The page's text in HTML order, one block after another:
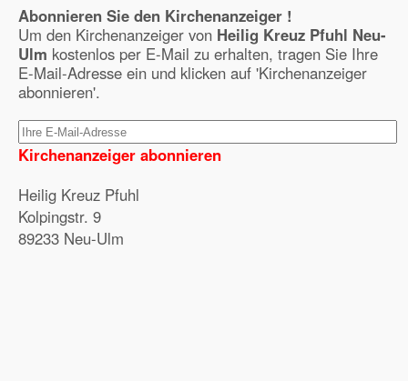
Abonnieren Sie den Kirchenanzeiger !
Um den Kirchenanzeiger von Heilig Kreuz Pfuhl Neu-
Ulm kostenlos per E-Mail zu erhalten, tragen Sie Ihre
E-Mail-Adresse ein und klicken auf 'Kirchenanzeiger
abonnieren'.
Kirchenanzeiger abonnieren
Heilig Kreuz Pfuhl
Kolpingstr. 9
89233 Neu-Ulm